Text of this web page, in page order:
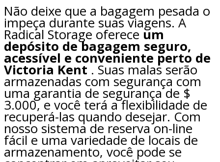
Não deixe que a bagagem pesada o
impeça durante suas viagens. A
Radical Storage oferece um
depósito de bagagem seguro,
acessível e conveniente perto de
Victoria Kent . Suas malas serão
armazenadas com segurança com
uma garantia de segurança de $
3.000, e você terá a flexibilidade de
recuperá-las quando desejar. Com
nosso sistema de reserva on-line
fácil e uma variedade de locais de
armazenamento, você pode se